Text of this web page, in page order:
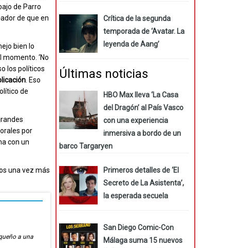
de Parro
de que en
bien lo
‘No
los políticos
. Eso
de
por
con un
una vez más
a una
Crítica de la segunda
temporada de ‘Avatar. La
leyenda de Aang’
Últimas noticias
HBO Max lleva ‘La Casa
del Dragón’ al País Vasco
con una experiencia
inmersiva a bordo de un
barco Targaryen
Primeros detalles de ‘El
Secreto de La Asistenta’,
la esperada secuela
San Diego Comic-Con
Málaga suma 15 nuevos